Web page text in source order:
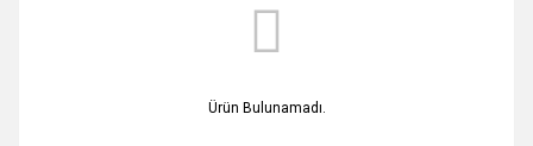
Ürün Bulunamadı.